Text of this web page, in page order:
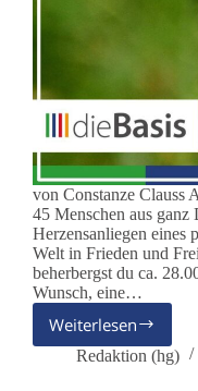
von Constanze Clauss
45 Menschen aus ganz
Herzensanliegen eines
Welt in Frieden und
beherbergst du ca.
Wunsch, eine…
Weiterlesen
Liebe
Basis,
Redaktion (hg)